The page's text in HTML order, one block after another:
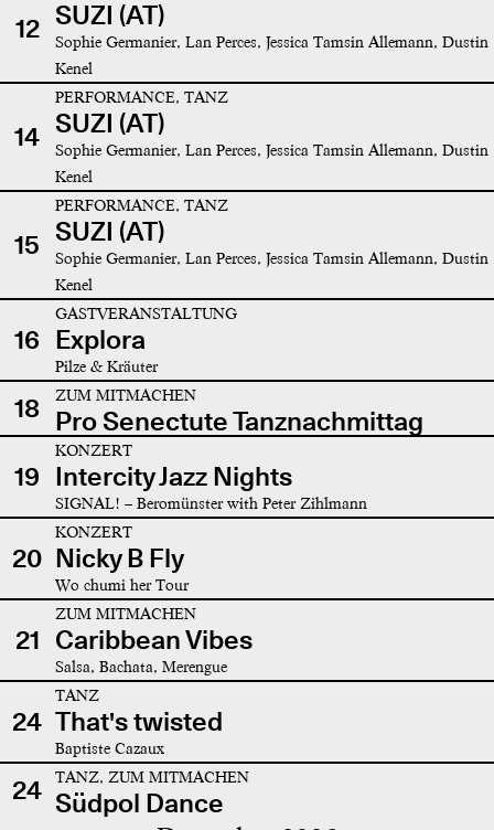
12 SUZI (AT)
Sophie Germanier, Lan Perces, Jessica Tamsin Allemann, Dustin
Kenel
14
PERFORMANCE, TANZ
SUZI (AT)
Sophie Germanier, Lan Perces, Jessica Tamsin Allemann, Dustin
Kenel
15
PERFORMANCE, TANZ
SUZI (AT)
Sophie Germanier, Lan Perces, Jessica Tamsin Allemann, Dustin
Kenel
16
GASTVERANSTALTUNG
Explora
Pilze & Kräuter
18 ZUM MITMACHEN
Pro Senectute Tanznachmittag
19
KONZERT
Intercity Jazz Nights
SIGNAL! – Beromünster with Peter Zihlmann
20
KONZERT
Nicky B Fly
Wo chumi her Tour
21
ZUM MITMACHEN
Caribbean Vibes
Salsa, Bachata, Merengue
24
TANZ
That's twisted
Baptiste Cazaux
24 TANZ, ZUM MITMACHEN
Südpol Dance